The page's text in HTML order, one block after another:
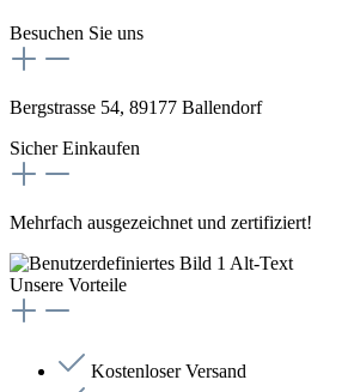
Besuchen Sie uns
Bergstrasse 54, 89177 Ballendorf
Sicher Einkaufen
Mehrfach ausgezeichnet und zertifiziert!
Unsere Vorteile
Kostenloser Versand